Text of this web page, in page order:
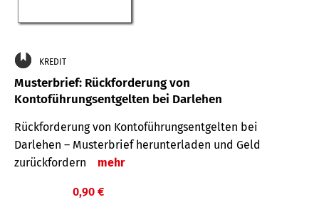
KREDIT
Musterbrief: Rückforderung von
Kontoführungsentgelten bei Darlehen
Rückforderung von Kontoführungsentgelten bei
Darlehen – Musterbrief herunterladen und Geld
zurückfordern
mehr
0,90 €